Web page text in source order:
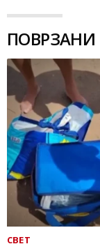
ПОВРЗАНИ
СВЕТ